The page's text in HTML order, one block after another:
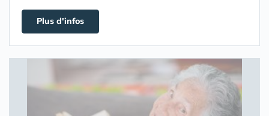
Plus d'infos